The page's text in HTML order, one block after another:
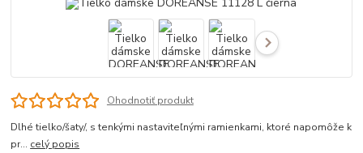
Ohodnotiť produkt
Dlhé tielko/šaty/, s tenkými nastaviteľnými ramienkami, ktoré napomôže k
pr... celý popis